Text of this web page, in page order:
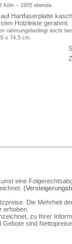
Köln – 1955 ebenda
Hartfaserplatte
Holzleiste gerahmt.
rahmungsbedingt leicht
x 74,5 cm.
eine
Die Mehrheit
erhoben.
zu Ihrer
sind Nettopreise.